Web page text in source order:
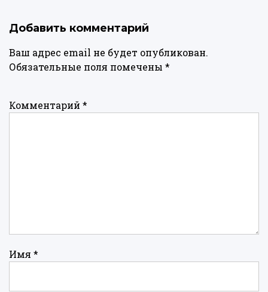
Добавить комментарий
Ваш адрес email не будет опубликован.
Обязательные поля помечены *
Комментарий *
Имя *